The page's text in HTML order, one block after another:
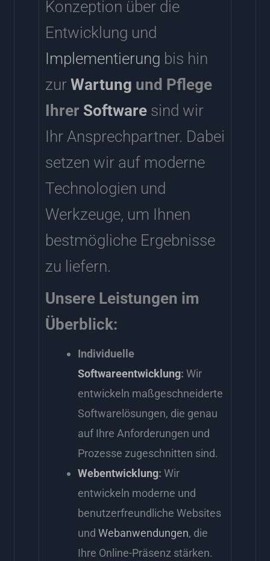
Konzeption über die
Entwicklung und
Implementierung bis hin
zur Wartung und Pflege
Ihrer Softwaresind wir
Ihr Ansprechpartner. Dabei
setzen wir auf moderne
Technologien und
Werkzeuge, um Ihnen
bestmögliche Ergebnisse
zu liefern.
Unsere Leistungen im
Überblick:
Individuelle
Softwareentwicklung: Wir
entwickeln maßgeschneiderte
Softwarelösungen, die genau
auf Ihre Anforderungen und
Prozesse zugeschnitten sind.
Webentwicklung: Wir
entwickeln moderne und
benutzerfreundliche Websites
undWebanwendungen, die
Ihre Online-Präsenz stärken.